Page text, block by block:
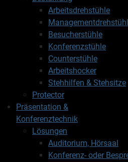
Arbeitsdrehstühle
Besucherstühle
Konferenzstühle
Counterstühle
Arbeitshocker
Stehhilfen & Stehsitze
Protector
Präsentation &
Konferenztechnik
Lösungen
Auditorium, Hörsaal
Konferenz- oder